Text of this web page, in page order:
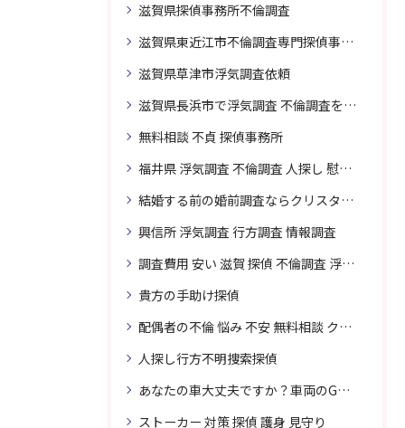
滋賀県探偵事務所不倫調査
滋賀県東近江市不倫調査専門探偵事務所
滋賀県草津市浮気調査依頼
滋賀県長浜市で浮気調査 不倫調査を頼むなら
無料相談 不貞 探偵事務所
福井県 浮気調査 不倫調査 人探し 慰謝料 請求 裁判 相談 探偵 探偵事務所
結婚する前の婚前調査ならクリスタル探偵事務所へお問い合わせ
興信所 浮気調査 行方調査 情報調査
調査費用 安い 滋賀 探偵 不倫調査 浮気調査
貴方の手助け探偵
配偶者の不倫 悩み 不安 無料相談 クリスタル探偵事務所
人探し行方不明捜索探偵
あなたの車大丈夫ですか？車両のGPS捜索なら滋賀クリスタル探偵事務所
ストーカー 対策 探偵 護身 見守り